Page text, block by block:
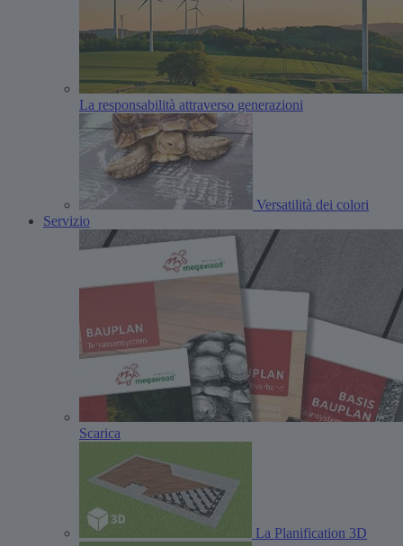
La responsabilità attraverso generazioni
Versatilità dei colori
Servizio
Scarica
La Planification 3D